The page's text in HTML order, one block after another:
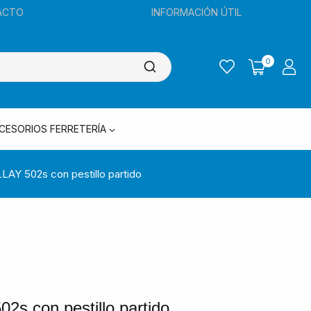
INFORMACIÓN ÚTIL
0
FERRETERÍA
502s con pestillo partido